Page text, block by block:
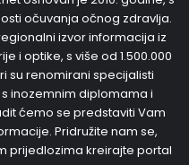
očuvanja očnog zdravlja.
izvor informacija iz
i optike, s više od 1.500.000
su renomirani specijalisti
inozemnim diplomama i
ćemo se predstaviti Vam
Pridružite nam se,
prijedlozima kreirajte portal